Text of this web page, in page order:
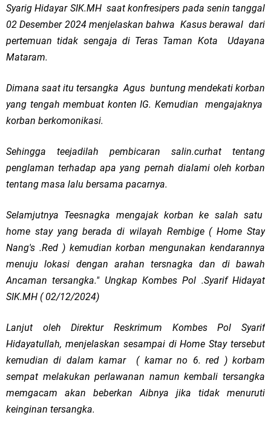
Syarig Hidayar SIK.MH saat konfresipers pada senin tanggal
02 Desember 2024 menjelaskan bahwa Kasus berawal dari
pertemuan tidak sengaja di Teras Taman Kota Udayana
Mataram.
Dimana saat itu tersangka Agus buntung mendekati korban
yang tengah membuat konten IG. Kemudian mengajaknya
korban berkomonikasi.
Sehingga teejadilah pembicaran salin.curhat tentang
penglaman terhadap apa yang pernah dialami oleh korban
tentang masa lalu bersama pacarnya.
Selamjutnya Teesnagka mengajak korban ke salah satu
home stay yang berada di wilayah Rembige ( Home Stay
Nang's .Red ) kemudian korban mengunakan kendarannya
menuju lokasi dengan arahan tersnagka dan di bawah
Ancaman tersangka." Ungkap Kombes Pol .Syarif Hidayat
SIK.MH ( 02/12/2024)
Lanjut oleh Direktur Reskrimum Kombes Pol Syarif
Hidayatullah, menjelaskan sesampai di Home Stay tersebut
kemudian di dalam kamar ( kamar no 6. red ) korbam
sempat melakukan perlawanan namun kembali tersangka
memgacam akan beberkan Aibnya jika tidak menuruti
keinginan tersangka.